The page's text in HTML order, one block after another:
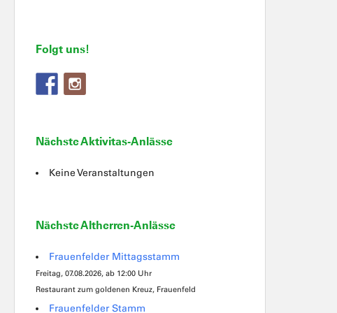
Folgt uns!
Nächste Aktivitas-Anlässe
Keine Veranstaltungen
Nächste Altherren-Anlässe
Frauenfelder Mittagsstamm
Freitag, 07.08.2026, ab 12:00 Uhr
Restaurant zum goldenen Kreuz, Frauenfeld
Frauenfelder Stamm